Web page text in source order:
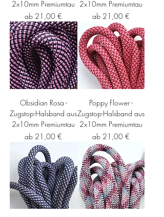
2x10mm Premiumtau
ab 21,00 €
Sale-Preis
2x10mm Premiumtau
ab 21,00 €
Sale-Preis
Obsidian Rosa -
Zugstop-Halsband aus
2x10mm Premiumtau
ab 21,00 €
Sale-Preis
Poppy Flower -
Zugstop-Halsband aus
2x10mm Premiumtau
ab 21,00 €
Sale-Preis